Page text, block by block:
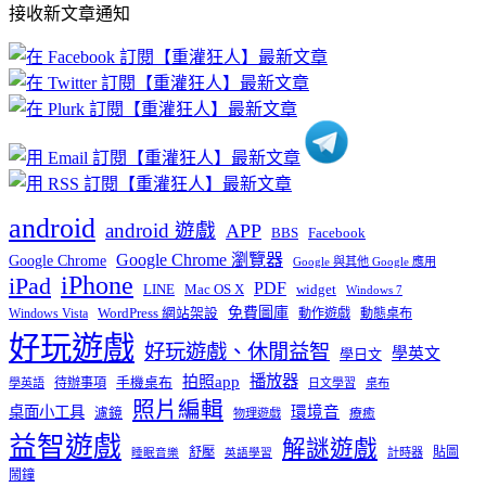
文
章
分
類
接收新文章通知
android android 遊戲 APP BBS Facebook
Google Chrome Google Chrome 瀏覽器 Google 與其他 Google 應用
iPad iPhone LINE Mac OS X PDF widget Windows 7
Windows Vista WordPress 網站架設 免費圖庫 動作遊戲 動態桌布
好玩遊戲 好玩遊戲、休閒益智 學日文 學英文
學英語 待辦事項 手機桌布 拍照app 播放器 日文學習 桌布
桌面小工具 濾鏡 照片編輯 物理遊戲 環境音 療癒
益智遊戲 睡眠音樂 舒壓 英語學習 解謎遊戲 計時器
貼圖
鬧鐘